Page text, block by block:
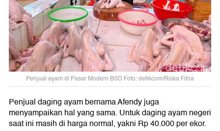
Penjual ayam di Pasar Modern BSD Foto: detikcom/Riska Fitria
Penjual daging ayam bernama Afendy juga
menyampaikan hal yang sama. Untuk daging ayam negeri
saat ini masih di harga normal, yakni Rp 40.000 per ekor.